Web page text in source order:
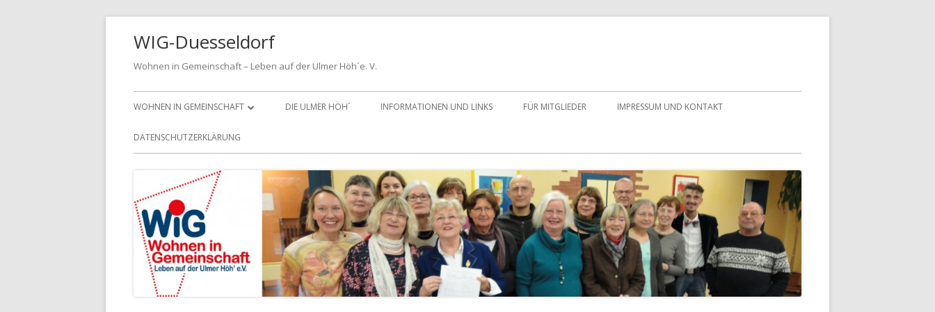
WIG-Duesseldorf
Wohnen in Gemeinschaft – Leben auf der Ulmer Höh´e. V.
Primäres
Menü
WOHNEN IN GEMEINSCHAFT
MITGLIED WERDEN
VEREINSLEBEN
DIE ULMER HÖH´ INFORMATIONEN UND LINKS FÜR MITGLIEDER IMPRESSUM UND KONTAKT
DATENSCHUTZERKLÄRUNG